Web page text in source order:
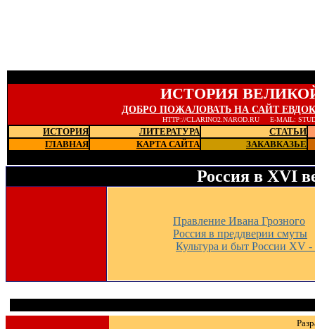
ИСТОРИЯ
ДОБРО ПОЖАЛОВАТЬ НА САЙТ
HTTP://CLARINO2.NAROD.RU E-MAIL:
ИСТОРИЯ ЛИТЕРАТУРА
СТАТЬИ
ГЛАВНАЯ
КАРТА САЙТА
ЗАКАВКАЗЬЕ
Россия в XVI
Правление Ивана Грозного
Россия в преддверии смуты
Культура и быт России XV